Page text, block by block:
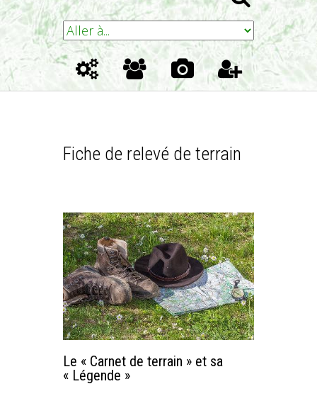
Fiche de relevé de terrain
Le « Carnet de terrain » et sa
« Légende »